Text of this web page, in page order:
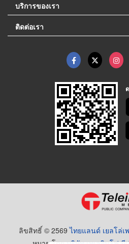
บริการของเรา
ติดต่อเรา
ลิขสิทธิ์ © 2569ไทยแลนด์ เยลโล่เ